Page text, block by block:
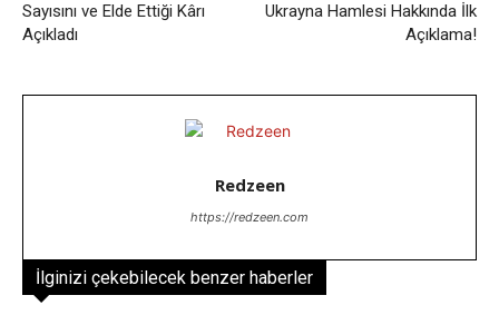
Sayısını ve Elde Ettiği Kârı
Açıkladı
Ukrayna Hamlesi Hakkında İlk
Açıklama!
Redzeen
https://redzeen.com
İlginizi çekebilecek benzer haberler